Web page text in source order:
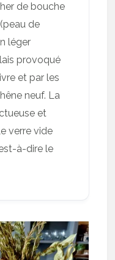
de bouche
de
léger
provoqué
et par les
neuf. La
et
verre vide
à-dire le